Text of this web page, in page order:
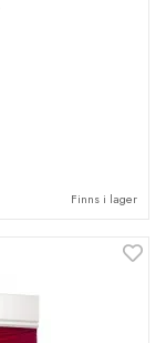
Finns i lager